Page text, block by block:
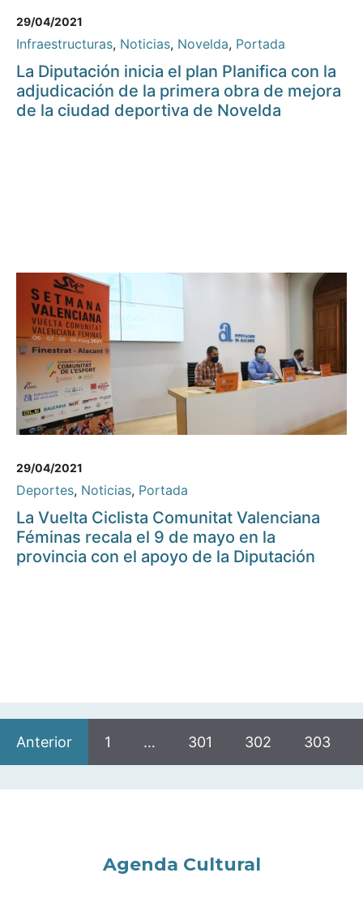
29/04/2021
Infraestructuras, Noticias, Novelda, Portada
La Diputación inicia el plan Planifica con la
adjudicación de la primera obra de mejora
de la ciudad deportiva de Novelda
29/04/2021
Deportes, Noticias, Portada
La Vuelta Ciclista Comunitat Valenciana
Féminas recala el 9 de mayo en la
provincia con el apoyo de la Diputación
Anterior 1 … 301 302 303
Agenda Cultural